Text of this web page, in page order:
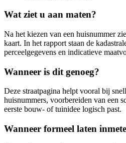
Wat ziet u aan maten?
Na het kiezen van een huisnummer
kaart. In het rapport staan de
perceelgegevens en indicatieve
Wanneer is dit genoeg?
Deze straatpagina helpt vooral bij
huisnummers, voorbereiden van een
eerste bouw- of tuinidee logisch past.
Wanneer formeel laten